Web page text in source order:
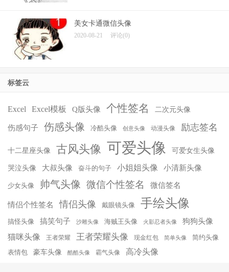
美女卡通微信头像
2020-08-21 评论(0)
标签云
Excel Excel模板 Q版头像 个性签名 二次元头像
伤感句子 伤感头像 冷酷头像 创意头像 动漫头像 励志签名
十二星座头像 古风头像 可爱头像 可爱女生头像
哭泣头像 大叔头像 奋斗的句子 小姐姐头像 小清新头像
少女头像 帅气头像 微信个性签名 微信签名
情侣个性签名 情侣头像 戴眼镜头像 手绘头像
搞怪头像 搞笑句子 沙雕头像 海贼王头像 火影忍者头像 狗狗头像
猫咪头像 王者荣耀 王者荣耀头像 现金红包 简单头像 简约头像
表情包 豪车头像 酷酷头像 霸气头像 高冷头像